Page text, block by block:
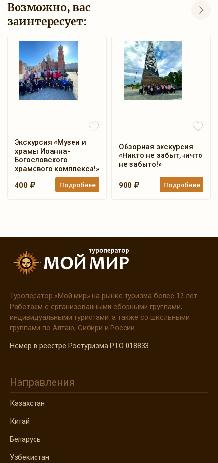
Возможно, вас
заинтересует:
Экскурсия «Музеи и
храмы Иоанна-
Богословского
храмового комплекса!»
400
Подробнее
Обзорная экскурсия
«Никто не забыт,ничто
не забыто!»
900 Подробнее
Туроператор «Мой мир» на рынке туризма более 12 лет.
Работаем с организованными сборными группами,
индивидуальными туристами, а также со школьными
группами по Алтаю, Сибири и России.
Номер в реестре Ростуризма РТО 018833
Направления
Казахстан
Китай
Беларусь
Узбекистан